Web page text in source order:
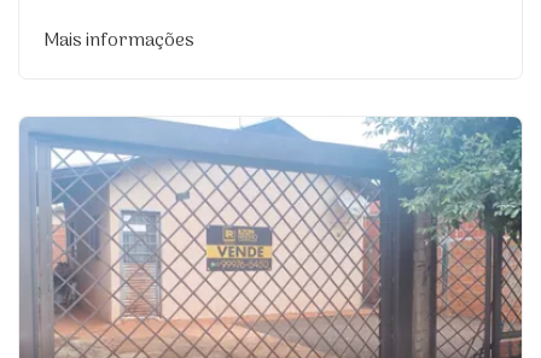
Mais informações